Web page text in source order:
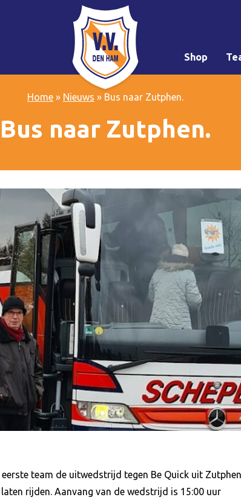
Shop
Home » Nieuws » Bus naar Zutphen.
Bus naar Zutphen.
team de uitwedstrijd tegen Be Quick uit
rijden. Aanvang van de wedstrijd is 15:00 uur